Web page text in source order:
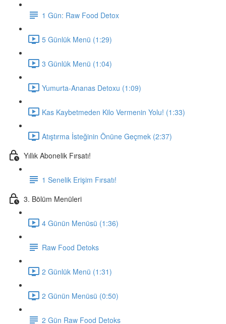
1 Gün: Raw Food Detox
5 Günlük Menü (1:29)
3 Günlük Menü (1:04)
Yumurta-Ananas Detoxu (1:09)
Kas Kaybetmeden Kilo Vermenin Yolu! (1:33)
Atıştırma İsteğinin Önüne Geçmek (2:37)
Yıllık Abonelik Fırsatı!
1 Senelik Erişim Fırsatı!
3. Bölüm Menüleri
4 Günün Menüsü (1:36)
Raw Food Detoks
2 Günlük Menü (1:31)
2 Günün Menüsü (0:50)
2 Gün Raw Food Detoks